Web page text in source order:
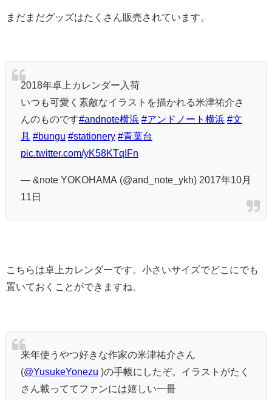
まだまだグッズはたくさん販売されています。
2018年卓上カレンダー入荷
いつも可愛く素敵なイラストを描かれる米津祐介さ
んのものです#andnote横浜 #アンドノート横浜 #文
具 #bungu #stationery #青葉台
pic.twitter.com/yK58KTqIFn
— &note YOKOHAMA (@and_note_ykh) 2017年10月
11日
こちらは卓上カレンダーです。小さいサイズでどこにでも
置いておくことができますね。
来年使うやつ好きな作家の米津祐介さん
(@YusukeYonezu )の手帳にしたぞ。イラストがたく
さん載っててファンには嬉しい一冊